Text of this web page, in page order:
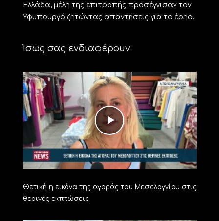
Ελλάδα, μέλη της επιτροπής προσέγγισαν τον
Υφυπουργό ζητώντας απαντήσεις για το έρηο.
Ίσως σας ενδιαφέρουν:
Θετική η εικόνα της αγοράς του Μεσολογγίου στις
θερινές εκπτώσεις